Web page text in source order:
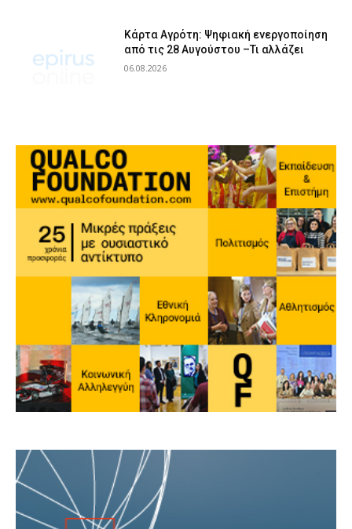
Κάρτα Αγρότη: Ψηφιακή ενεργοποίηση
από τις 28 Αυγούστου –Τι αλλάζει
06.08.2026